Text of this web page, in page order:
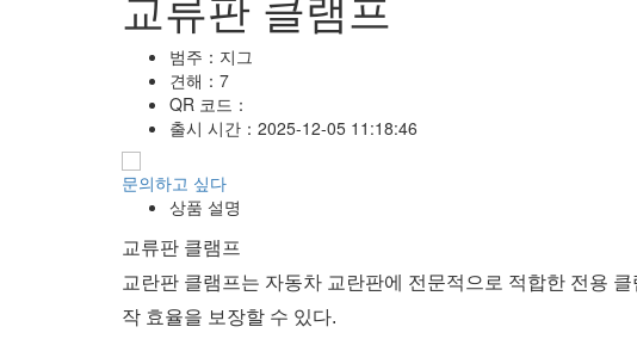
범주： 지그
견해： 7
QR 코드：
출시 시간： 2025-12-05 11:18:46
문의하고 싶다
상품 설명
교류판 클램프
교란판 클램프는 자동차 교란판에 전문적으로 적합한 전용
작 효율을 보장할 수 있다.